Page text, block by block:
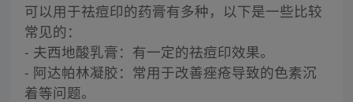
可以用于祛痘印的药膏有多种，以下是一些比较
常见的：
- 夫西地酸乳膏：有一定的祛痘印效果。
- 阿达帕林凝胶：常用于改善痤疮导致的色素沉
着等问题。